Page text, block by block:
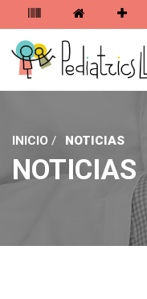
INICIO / NOTICIAS
NOTICIAS